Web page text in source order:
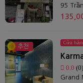
95
추천
Cửa
0.0 (0)